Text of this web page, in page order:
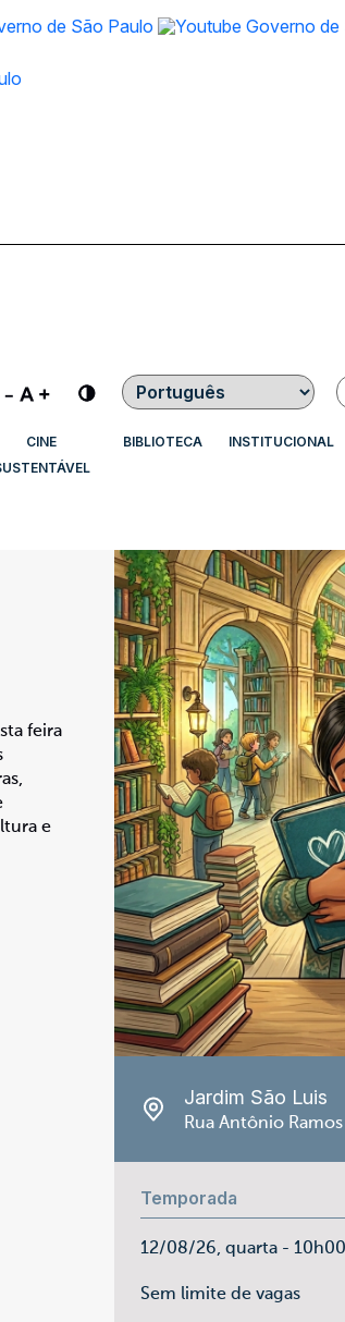
Contraste
CINE
BIBLIOTECA INSTITUCIONAL
feira
e
Jardim São Luis
Rua Antônio
Temporada
12/08/26, quarta - 10h00
Sem limite de vagas